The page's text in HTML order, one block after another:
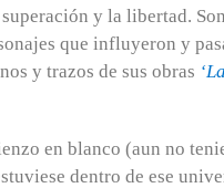
y la libertad.
que influyeron y
y trazos de sus obras
en blanco (aun no
dentro de ese